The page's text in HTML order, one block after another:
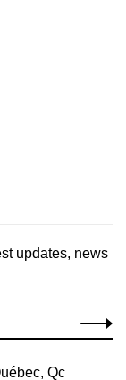
updates, news
Qc